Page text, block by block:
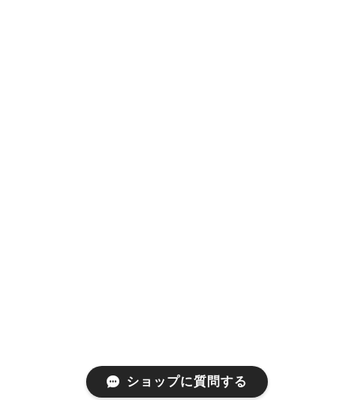
ショップに質問する